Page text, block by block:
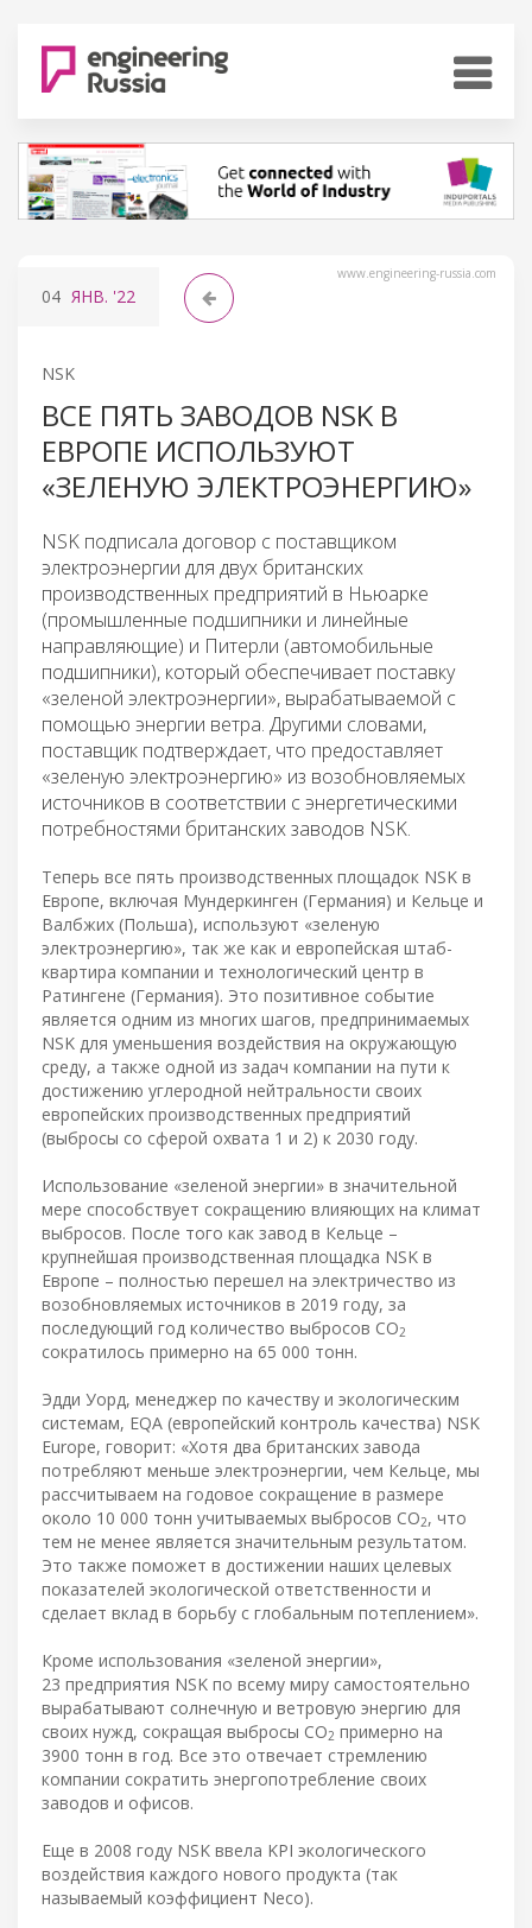
www.engineering-russia.com
04 ЯНВ. '22
NSK
ВСЕ ПЯТЬ ЗАВОДОВ NSK В
ЕВРОПЕ ИСПОЛЬЗУЮТ
«ЗЕЛЕНУЮ ЭЛЕКТРОЭНЕРГИЮ»
NSK подписала договор с поставщиком
электроэнергии для двух британских
производственных предприятий в Ньюарке
(промышленные подшипники и линейные
направляющие) и Питерли (автомобильные
подшипники), который обеспечивает поставку
«зеленой электроэнергии», вырабатываемой с
помощью энергии ветра. Другими словами,
поставщик подтверждает, что предоставляет
«зеленую электроэнергию» из возобновляемых
источников в соответствии с энергетическими
потребностями британских заводов NSK.
Теперь все пять производственных площадок NSK в
Европе, включая Мундеркинген (Германия) и Кельце и
Валбжих (Польша), используют «зеленую
электроэнергию», так же как и европейская штаб-
квартира компании и технологический центр в
Ратингене (Германия). Это позитивное событие
является одним из многих шагов, предпринимаемых
NSK для уменьшения воздействия на окружающую
среду, а также одной из задач компании на пути к
достижению углеродной нейтральности своих
европейских производственных предприятий
(выбросы со сферой охвата 1 и 2) к 2030 году.
Использование «зеленой энергии» в значительной
мере способствует сокращению влияющих на климат
выбросов. После того как завод в Кельце –
крупнейшая производственная площадка NSK в
Европе – полностью перешел на электричество из
возобновляемых источников в 2019 году, за
последующий год количество выбросов CO2
сократилось примерно на 65 000 тонн.
Эдди Уорд, менеджер по качеству и экологическим
системам, EQA (европейский контроль качества) NSK
Europe, говорит: «Хотя два британских завода
потребляют меньше электроэнергии, чем Кельце, мы
рассчитываем на годовое сокращение в размере
около 10 000 тонн учитываемых выбросов CO2, что
тем не менее является значительным результатом.
Это также поможет в достижении наших целевых
показателей экологической ответственности и
сделает вклад в борьбу с глобальным потеплением».
Кроме использования «зеленой энергии»,
23 предприятия NSK по всему миру самостоятельно
вырабатывают солнечную и ветровую энергию для
своих нужд, сокращая выбросы CO2 примерно на
3900 тонн в год. Все это отвечает стремлению
компании сократить энергопотребление своих
заводов и офисов.
Еще в 2008 году NSK ввела KPI экологического
воздействия каждого нового продукта (так
называемый коэффициент Neco).